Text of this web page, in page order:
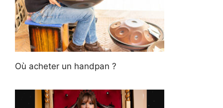
Où acheter un handpan ?